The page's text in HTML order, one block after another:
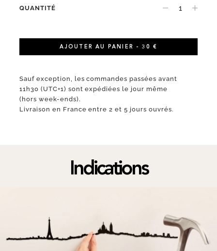
QUANTITÉ
AJOUTER AU PANIER - 30 €
Sauf exception, les commandes passées avant
11h30 (UTC+1) sont expédiées le jour même
(hors week-ends).
Livraison en France entre 2 et 5 jours ouvrés.
Indications